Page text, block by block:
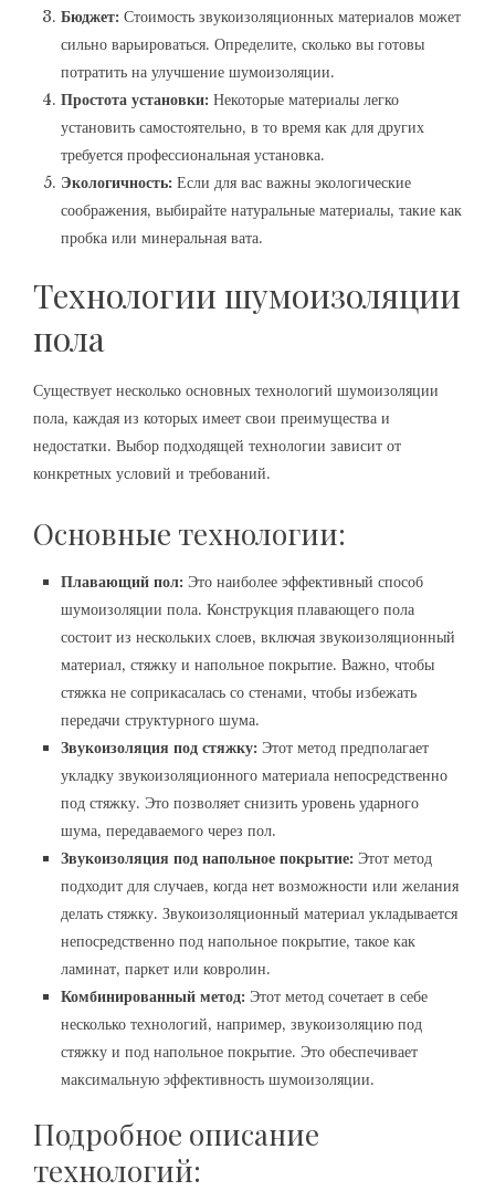
Бюджет: Стоимость звукоизоляционных материалов может
сильно варьироваться. Определите‚ сколько вы готовы
потратить на улучшение шумоизоляции.
Простота установки: Некоторые материалы легко
установить самостоятельно‚ в то время как для других
требуется профессиональная установка.
Экологичность: Если для вас важны экологические
соображения‚ выбирайте натуральные материалы‚ такие как
пробка или минеральная вата.
Технологии шумоизоляции
пола
Существует несколько основных технологий шумоизоляции
пола‚ каждая из которых имеет свои преимущества и
недостатки. Выбор подходящей технологии зависит от
конкретных условий и требований.
Основные технологии:
Плавающий пол: Это наиболее эффективный способ
шумоизоляции пола. Конструкция плавающего пола
состоит из нескольких слоев‚ включая звукоизоляционный
материал‚ стяжку и напольное покрытие. Важно‚ чтобы
стяжка не соприкасалась со стенами‚ чтобы избежать
передачи структурного шума.
Звукоизоляция под стяжку: Этот метод предполагает
укладку звукоизоляционного материала непосредственно
под стяжку. Это позволяет снизить уровень ударного
шума‚ передаваемого через пол.
Звукоизоляция под напольное покрытие: Этот метод
подходит для случаев‚ когда нет возможности или желания
делать стяжку. Звукоизоляционный материал укладывается
непосредственно под напольное покрытие‚ такое как
ламинат‚ паркет или ковролин.
Комбинированный метод: Этот метод сочетает в себе
несколько технологий‚ например‚ звукоизоляцию под
стяжку и под напольное покрытие. Это обеспечивает
максимальную эффективность шумоизоляции.
Подробное описание
технологий: